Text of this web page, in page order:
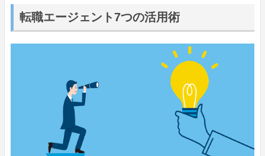
転職エージェント7つの活用術